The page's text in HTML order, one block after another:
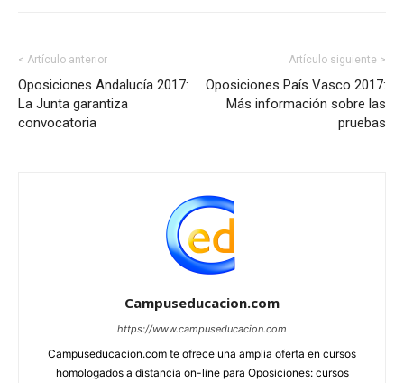
< Artículo anterior
Oposiciones Andalucía 2017:
La Junta garantiza
convocatoria
Artículo siguiente >
Oposiciones País Vasco 2017:
Más información sobre las
pruebas
Campuseducacion.com
https://www.campuseducacion.com
Campuseducacion.com te ofrece una amplia oferta en cursos
homologados a distancia on-line para Oposiciones: cursos